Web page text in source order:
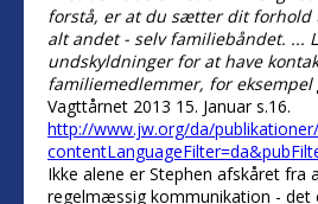
forstå, er at du sætter dit forhold
alt andet - selv familiebåndet. ...
undskyldninger for at have
familiemedlemmer, for
Vagttårnet 2013 15. Januar s.16.
http://www.jw.org/da/
Ikke alene er Stephen afskåret fra
regelmæssig kommunikation -